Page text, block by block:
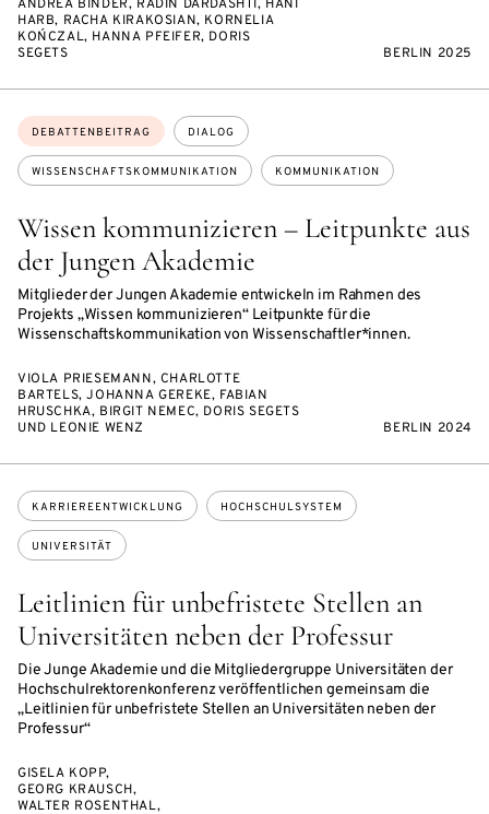
ANDREA BINDER, RADIN DARDASHTI, HANI
HARB, RACHA KIRAKOSIAN, KORNELIA
KOŃCZAL, HANNA PFEIFER, DORIS
SEGETS
BERLIN 2025
Wissen kommunizieren – Leitpunkte aus
der Jungen Akademie
Mitglieder der Jungen Akademie entwickeln im Rahmen des
Projekts „Wissen kommunizieren“ Leitpunkte für die
Wissenschaftskommunikation von Wissenschaftler*innen.
Themen:
DEBATTENBEITRAG DIALOG
WISSENSCHAFTSKOMMUNIKATION KOMMUNIKATION
VIOLA PRIESEMANN, CHARLOTTE
BARTELS, JOHANNA GEREKE, FABIAN
HRUSCHKA, BIRGIT NEMEC, DORIS SEGETS
UND LEONIE WENZ
BERLIN 2024
Leitlinien für unbefristete Stellen an
Universitäten neben der Professur
Die Junge Akademie und die Mitgliedergruppe Universitäten der
Hochschulrektorenkonferenz veröffentlichen gemeinsam die
„Leitlinien für unbefristete Stellen an Universitäten neben der
Professur“
Themen:
KARRIEREENTWICKLUNG HOCHSCHULSYSTEM
UNIVERSITÄT
GISELA KOPP,
GEORG KRAUSCH,
WALTER ROSENTHAL,